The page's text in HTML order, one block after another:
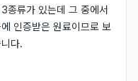
종류가 있는데 그 중에서
인증받은 원료이므로 보
다.